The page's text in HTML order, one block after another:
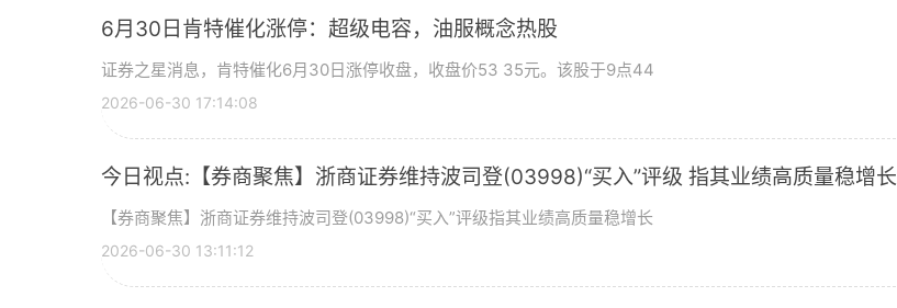
6月30日肯特催化涨停：超级电容，油服概念热股
证券之星消息，肯特催化6月30日涨停收盘，收盘价53 35元。该股于9点44
2026-06-30 17:14:08
今日视点:【券商聚焦】浙商证券维持波司登(03998)“买入”评级 指其业绩高质量稳增长
【券商聚焦】浙商证券维持波司登(03998)“买入”评级指其业绩高质量稳增长
2026-06-30 13:11:12